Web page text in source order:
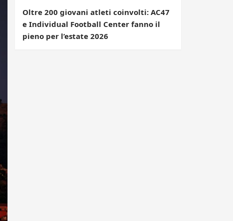
Oltre 200 giovani atleti coinvolti: AC47
e Individual Football Center fanno il
pieno per l’estate 2026